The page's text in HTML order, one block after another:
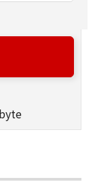
AND
TERMS
DO
herein
the